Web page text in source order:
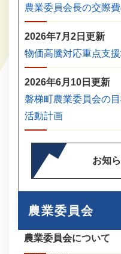
農業委員会長の交際
2026年7月2日更新
物価高騰対応重点支
2026年6月10日更新
磐梯町農業委員会の
活動計画
お知
農業委員会
農業委員会について